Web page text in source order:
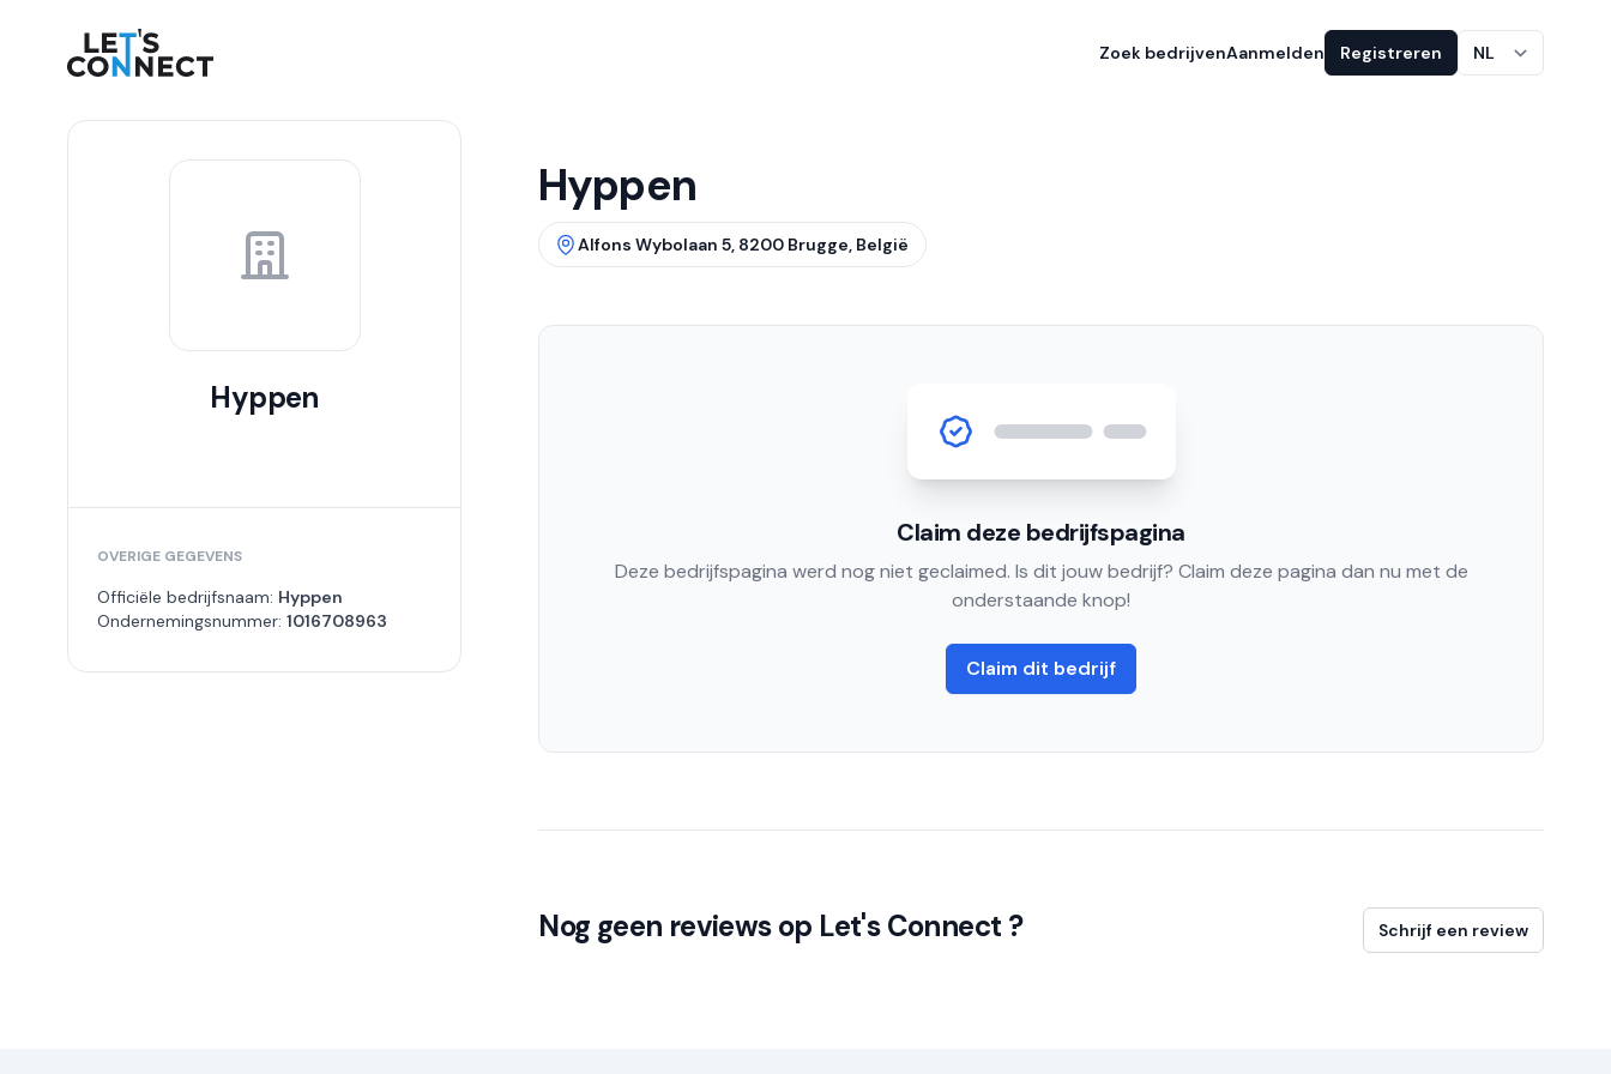
Let's Connect Zoek bedrijvenAanmelden Registreren NL
Hyppen
OVERIGE GEGEVENS
Officiële bedrijfsnaam: Hyppen
Ondernemingsnummer: 1016708963
Hyppen
Alfons Wybolaan 5, 8200 Brugge, België
Claim deze bedrijfspagina
Deze bedrijfspagina werd nog niet geclaimed. Is dit jouw bedrijf? Claim deze pagina dan nu met de
onderstaande knop!
Claim dit bedrijf
Nog geen reviews op Let's Connect ? Schrijf een review